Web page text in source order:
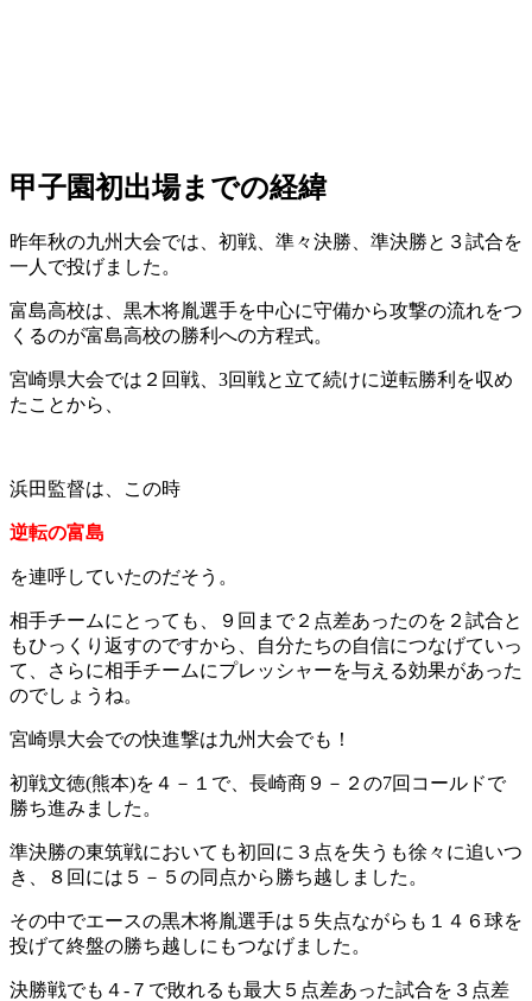
甲子園初出場までの経緯
昨年秋の九州大会では、初戦、準々決勝、準決勝と３試合を
一人で投げました。
富島高校は、黒木将胤選手を中心に守備から攻撃の流れをつ
くるのが富島高校の勝利への方程式。
宮崎県大会では２回戦、3回戦と立て続けに逆転勝利を収め
たことから、
浜田監督は、この時
逆転の富島
を連呼していたのだそう。
相手チームにとっても、９回まで２点差あったのを２試合と
もひっくり返すのですから、自分たちの自信につなげていっ
て、さらに相手チームにプレッシャーを与える効果があった
のでしょうね。
宮崎県大会での快進撃は九州大会でも！
初戦文徳(熊本)を４－１で、長崎商９－２の7回コールドで
勝ち進みました。
準決勝の東筑戦においても初回に３点を失うも徐々に追いつ
き、８回には５－５の同点から勝ち越しました。
その中でエースの黒木将胤選手は５失点ながらも１４６球を
投げて終盤の勝ち越しにもつなげました。
決勝戦でも４-７で敗れるも最大５点差あった試合を３点差